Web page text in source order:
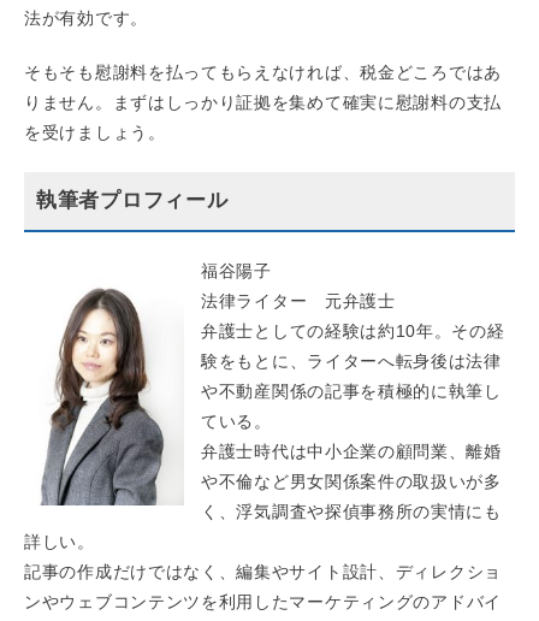
法が有効です。
そもそも慰謝料を払ってもらえなければ、税金どころではあ
りません。まずはしっかり証拠を集めて確実に慰謝料の支払
を受けましょう。
執筆者プロフィール
福谷陽子
法律ライター 元弁護士
弁護士としての経験は約10年。その経
験をもとに、ライターへ転身後は法律
や不動産関係の記事を積極的に執筆し
ている。
弁護士時代は中小企業の顧問業、離婚
や不倫など男女関係案件の取扱いが多
く、浮気調査や探偵事務所の実情にも
詳しい。
記事の作成だけではなく、編集やサイト設計、ディレクショ
ンやウェブコンテンツを利用したマーケティングのアドバイ